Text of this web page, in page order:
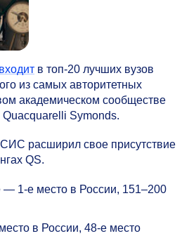
входит в топ-20 лучших вузов
из самых авторитетных
академическом сообществе
Quacquarelli Symonds.
расширил свое присутствие
QS.
— 1-е место в России, 151–200
место в России,48-е место